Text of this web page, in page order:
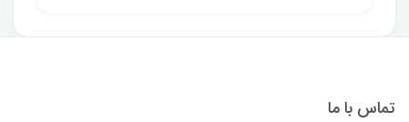
تماس با ما